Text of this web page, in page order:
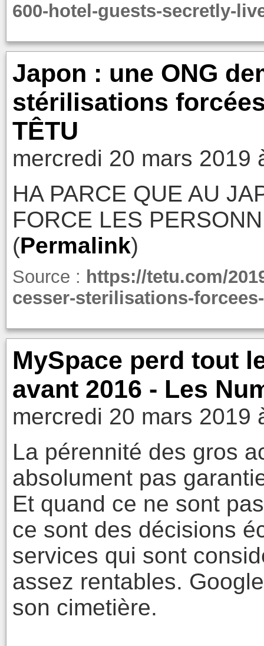
600-hotel-guests-secretly-
Japon : une ONG
stérilisations
TÊTU
mercredi 20 mars 2019
HA PARCE QUE AU
FORCE LES
(Permalink)
Source : https://tetu.com/
cesser-sterilisations-
MySpace perd tout
avant 2016 - Les
mercredi 20 mars 2019
La pérennité des gros
absolument pas
Et quand ce ne sont
ce sont des décisions
services qui sont
assez rentables.
son cimetière.